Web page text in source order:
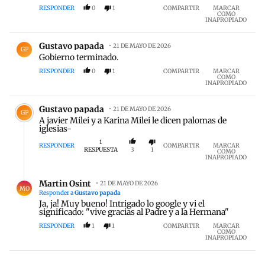
RESPONDER 0 1 COMPARTIR MARCAR
COMO
INAPROPIADO
Comentario de Gustavo papada.
GP Gustavo papada 21 DE MAYO DE 2026
Gobierno terminado.
RESPONDER 0 1 COMPARTIR MARCAR
COMO
INAPROPIADO
Comentario de Gustavo papada.
GP Gustavo papada 21 DE MAYO DE 2026
A javier Milei y a Karina Milei le dicen palomas de
iglesias-
RESPONDER
1
RESPUESTA
3 1 COMPARTIR MARCAR
COMO
INAPROPIADO
MO Martin Osint
21 DE MAYO DE 2026
Responder aGustavo papada
Ja, ja! Muy bueno! Intrigado lo google y vi el
significado: "vive gracias al Padre y a la Hermana"
RESPONDER 1 1 COMPARTIR MARCAR
COMO
INAPROPIADO